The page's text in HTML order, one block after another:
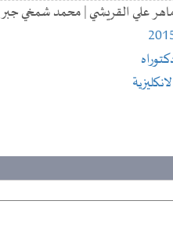
علي القريشي | محمد شمخي جبر